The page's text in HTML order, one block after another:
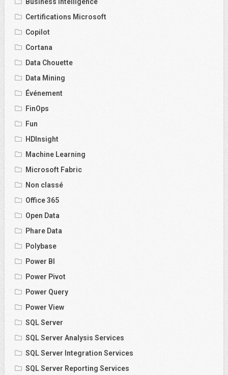
Certifications Microsoft
Copilot
Cortana
Data Chouette
Data Mining
Événement
FinOps
Fun
HDInsight
Machine Learning
Microsoft Fabric
Non classé
Office 365
Open Data
Phare Data
Polybase
Power BI
Power Pivot
Power Query
Power View
SQL Server
SQL Server Analysis Services
SQL Server Integration Services
SQL Server Reporting Services